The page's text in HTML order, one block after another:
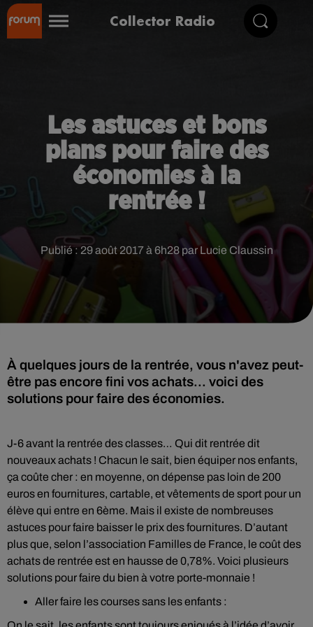
Collector Radio
Les astuces et bons
plans pour faire des
économies à la
rentrée !
Publié : 29 août 2017 à 6h28 par Lucie Claussin
À quelques jours de la rentrée, vous n'avez peut-
être pas encore fini vos achats... voici des
solutions pour faire des économies.
J-6 avant la rentrée des classes… Qui dit rentrée dit
nouveaux achats ! Chacun le sait, bien équiper nos enfants,
ça coûte cher : en moyenne, on dépense pas loin de 200
euros en fournitures, cartable, et vêtements de sport pour un
élève qui entre en 6ème. Mais il existe de nombreuses
astuces pour faire baisser le prix des fournitures. D’autant
plus que, selon l’association Familles de France, le coût des
achats de rentrée est en hausse de 0,78%. Voici plusieurs
solutions pour faire du bien à votre porte-monnaie !
Aller faire les courses sans les enfants :